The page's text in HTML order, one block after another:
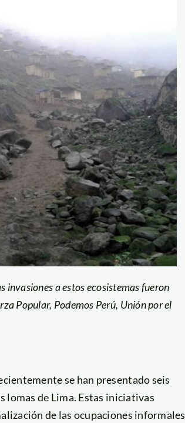
invasiones a estos ecosistemas fueron
Popular, Podemos Perú, Unión por el
se han presentado seis
lomas de Lima. Estas iniciativas
de las ocupaciones informales